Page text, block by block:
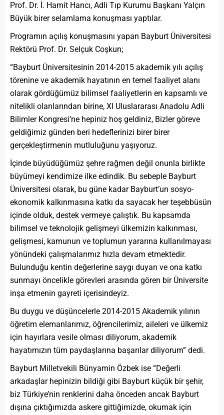
Prof. Dr. İ. Hamit Hancı, Adli Tıp Kurumu Başkanı Yalçın
Büyük birer selamlama konuşması yaptılar.
Programın açılış konuşmasını yapan Bayburt Üniversitesi
Rektörü Prof. Dr. Selçuk Coşkun;
“Bayburt Üniversitesinin 2014-2015 akademik yılı açılış
törenine ve akademik hayatının en temel faaliyet alanı
olarak gördüğümüz bilimsel faaliyetlerin en kapsamlı ve
nitelikli olanlarından birine, XI Uluslararası Anadolu Adli
Bilimler Kongresi’ne hepiniz hoş geldiniz, Bizler göreve
geldiğimiz günden beri hedeflerinizi birer birer
gerçekleştirmenin mutluluğunu yaşıyoruz.
İçinde büyüdüğümüz şehre rağmen değil onunla birlikte
büyümeyi kendimize ilke edindik. Bu sebeple Bayburt
Üniversitesi olarak, bu güne kadar Bayburt’un sosyo-
ekonomik kalkınmasına katkı da sayacak her teşebbüsün
içinde olduk, destek vermeye çalıştık. Bu kapsamda
bilimsel ve teknolojik gelişmeyi ülkemizin kalkınması,
gelişmesi, kamunun ve toplumun yararına kullanılmayası
yönündeki çalışmalarımız hızla devam etmektedir.
Bulunduğu kentin değerlerine saygı duyan ve ona katkı
sunmayı öncelikle görevleri arasında gören bir Üniversite
inşa etmenin gayreti içerisindeyiz.
Bu duygu ve düşüncelerle 2014-2015 Akademik yılının
öğretim elemanlarımız, öğrencilerimiz, aileleri ve ülkemiz
için hayırlara vesile olması diliyorum, akademik
hayatımızın tüm paydaşlarına başarılar diliyorum” dedi.
Bayburt Milletvekili Bünyamin Özbek ise “Değerli
arkadaşlar hepinizin bildiği gibi Bayburt küçük bir şehir,
biz Türkiye’nin renklerini daha önceden ancak Bayburt
dışına çıktığımızda askere gittiğimizde, okumak için